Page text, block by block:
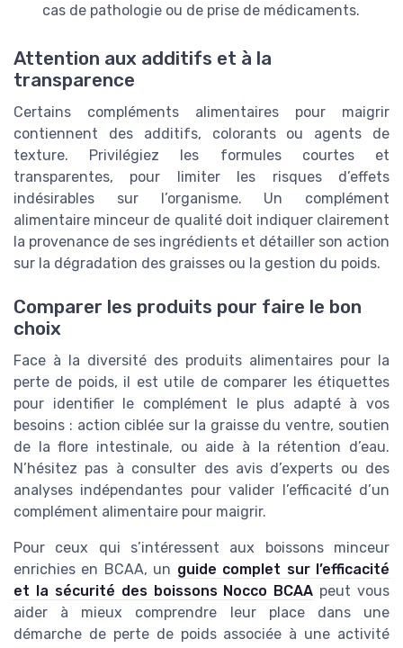
cas de pathologie ou de prise de médicaments.
Attention aux additifs et à la
transparence
Certains compléments alimentaires pour maigrir
contiennent des additifs, colorants ou agents de
texture. Privilégiez les formules courtes et
transparentes, pour limiter les risques d’effets
indésirables sur l’organisme. Un complément
alimentaire minceur de qualité doit indiquer clairement
la provenance de ses ingrédients et détailler son action
sur la dégradation des graisses ou la gestion du poids.
Comparer les produits pour faire le bon
choix
Face à la diversité des produits alimentaires pour la
perte de poids, il est utile de comparer les étiquettes
pour identifier le complément le plus adapté à vos
besoins : action ciblée sur la graisse du ventre, soutien
de la flore intestinale, ou aide à la rétention d’eau.
N’hésitez pas à consulter des avis d’experts ou des
analyses indépendantes pour valider l’efficacité d’un
complément alimentaire pour maigrir.
Pour ceux qui s’intéressent aux boissons minceur
enrichies en BCAA, un guide complet sur l’efficacité
et la sécurité des boissons Nocco BCAA peut vous
aider à mieux comprendre leur place dans une
démarche de perte de poids associée à une activité